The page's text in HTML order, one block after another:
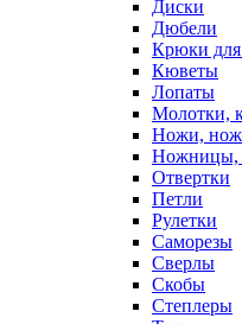
Диски
Дюбели
Крюки
Кюветы
Лопаты
Молотки,
Ножи,
Ножницы,
Отвертки
Петли
Рулетки
Саморезы
Сверлы
Скобы
Степлеры